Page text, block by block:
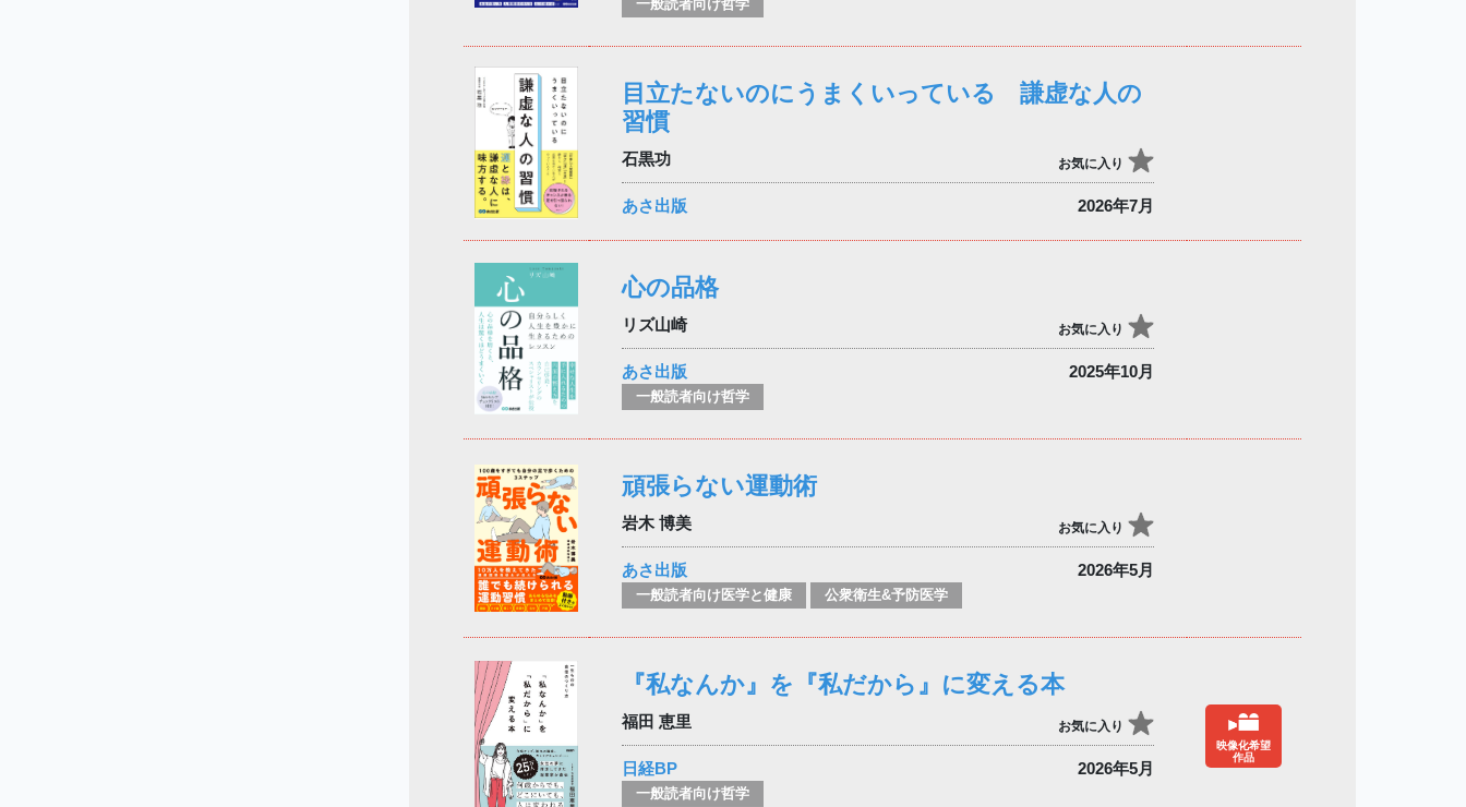
一般読者向け哲学
目立たないのにうまくいっている 謙虚な人の
習慣
石黒功 お気に入り
あさ出版 2026年7月
心の品格
リズ山崎 お気に入り
あさ出版 2025年10月
一般読者向け哲学
頑張らない運動術
岩木 博美 お気に入り
あさ出版 2026年5月
一般読者向け医学と健康 公衆衛生&予防医学
『私なんか』を『私だから』に変える本
福田 恵里 お気に入り
日経BP 2026年5月
一般読者向け哲学
映像化希望
作品